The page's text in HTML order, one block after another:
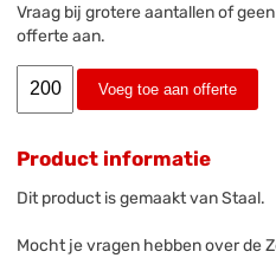
Vraag bij grotere aantallen of
offerte aan.
Voeg toe aan offerte
Product informatie
Dit product is gemaakt van Staal.
Mocht je vragen hebben over de